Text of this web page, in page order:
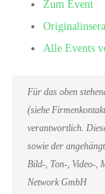
Zum Event
Alle Events
Für das oben
(siehe
verantwortlich.
sowie der
Bild-, Ton-, Video-,
Network GmbH